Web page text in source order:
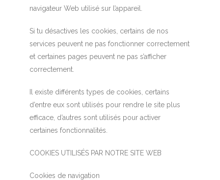
navigateur Web utilisé sur l’appareil.
Si tu désactives les cookies, certains de nos
services peuvent ne pas fonctionner correctement
et certaines pages peuvent ne pas s’afficher
correctement.
Il existe différents types de cookies, certains
d’entre eux sont utilisés pour rendre le site plus
efficace, d’autres sont utilisés pour activer
certaines fonctionnalités.
COOKIES UTILISÉS PAR NOTRE SITE WEB
Cookies de navigation